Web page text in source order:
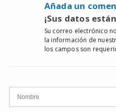
Añada un
¡Sus datos
Su correo electrónico
la información de
los campos son